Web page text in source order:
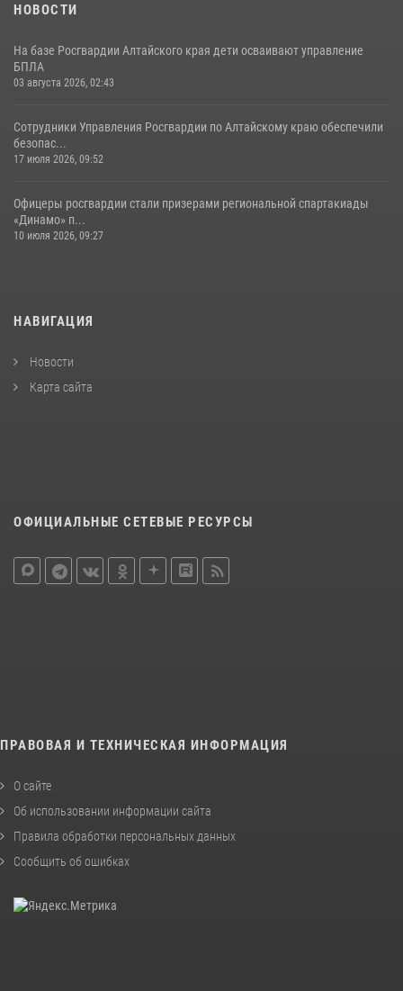
НОВОСТИ
На базе Росгвардии Алтайского края дети осваивают управление
БПЛА
03 августа 2026, 02:43
Сотрудники Управления Росгвардии по Алтайскому краю обеспечили
безопас...
17 июля 2026, 09:52
Офицеры росгвардии стали призерами региональной спартакиады
«Динамо» п...
10 июля 2026, 09:27
НАВИГАЦИЯ
Новости
Карта сайта
ОФИЦИАЛЬНЫЕ СЕТЕВЫЕ РЕСУРСЫ
ПРАВОВАЯ И ТЕХНИЧЕСКАЯ ИНФОРМАЦИЯ
О сайте
Об использовании информации сайта
Правила обработки персональных данных
Сообщить об ошибках